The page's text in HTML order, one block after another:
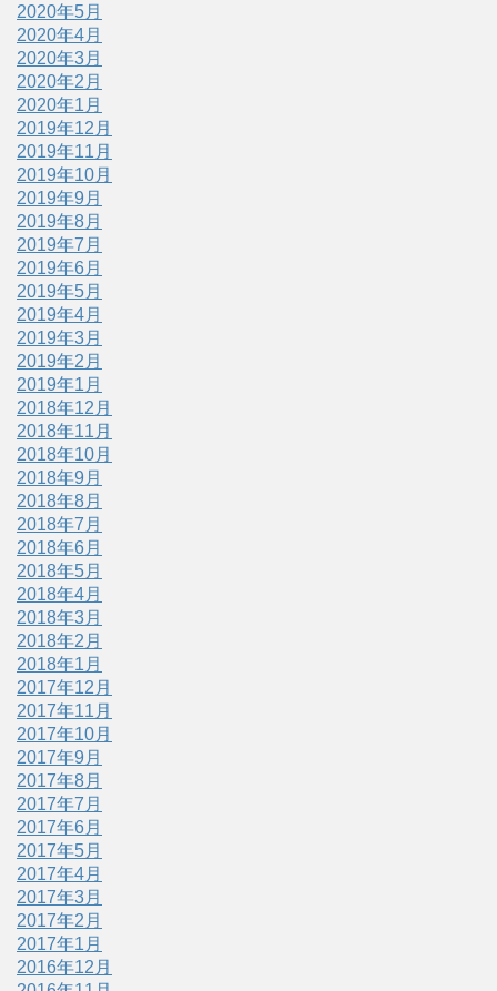
2020年5月
2020年4月
2020年3月
2020年2月
2020年1月
2019年12月
2019年11月
2019年10月
2019年9月
2019年8月
2019年7月
2019年6月
2019年5月
2019年4月
2019年3月
2019年2月
2019年1月
2018年12月
2018年11月
2018年10月
2018年9月
2018年8月
2018年7月
2018年6月
2018年5月
2018年4月
2018年3月
2018年2月
2018年1月
2017年12月
2017年11月
2017年10月
2017年9月
2017年8月
2017年7月
2017年6月
2017年5月
2017年4月
2017年3月
2017年2月
2017年1月
2016年12月